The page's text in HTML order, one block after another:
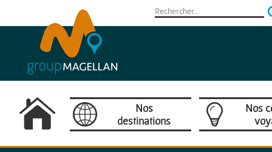
Nos
destinations
Camargue
Nos